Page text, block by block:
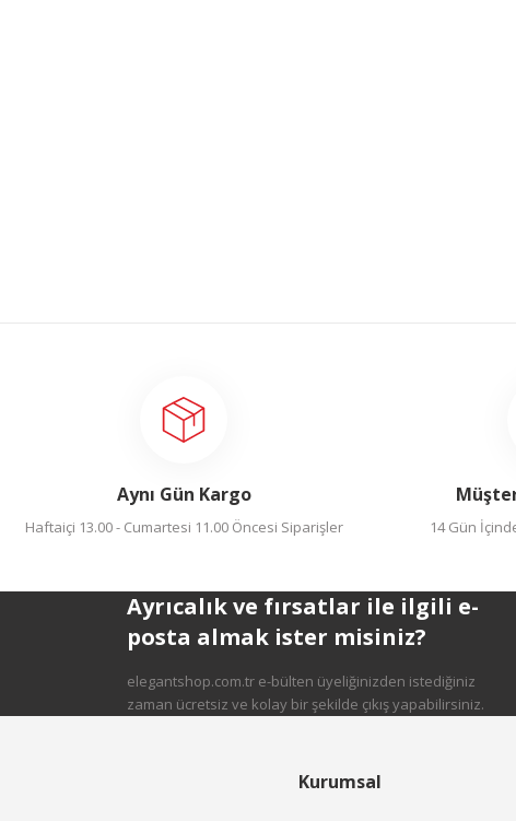
Aynı Gün Kargo
Haftaiçi 13.00 - Cumartesi 11.00 Öncesi Siparişler 14 Gün
Ayrıcalık ve fırsatlar ile ilgili e-
posta almak ister misiniz?
elegantshop.com.tr e-bülten üyeliğinizden istediğiniz
zaman ücretsiz ve kolay bir şekilde çıkış yapabilirsiniz.
Kurumsal